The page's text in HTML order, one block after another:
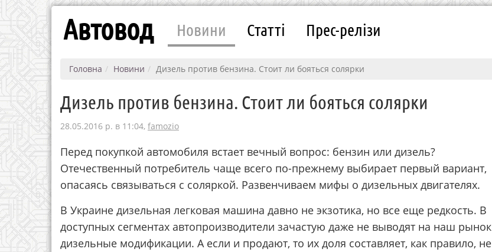
Автовод Новини Статті Прес-релізи
Головна Новини Дизель против бензина. Стоит ли бояться солярки
Дизель против бензина. Стоит ли бояться солярки
28.05.2016 р. в 11:04, famozio
Перед покупкой автомобиля встает вечный вопрос: бензин или дизель?
Отечественный потребитель чаще всего по-прежнему выбирает первый вариант,
опасаясь связываться с соляркой. Развенчиваем мифы о дизельных двигателях.
В Украине дизельная легковая машина давно не экзотика, но все еще редкость. В
доступных сегментах автопроизводители зачастую даже не выводят на наш рынок
дизельные модификации. А если и продают, то их доля составляет, как правило, не